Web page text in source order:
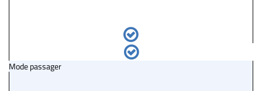
Mode passager